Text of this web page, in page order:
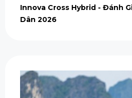
Innova Cross Hybrid - Đánh
Dân 2026